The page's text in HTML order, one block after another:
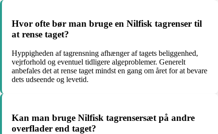
Hvor ofte bør man bruge en Nilfisk tagrenser til
at rense taget?
Hyppigheden af tagrensning afhænger af tagets beliggenhed,
vejrforhold og eventuel tidligere algeproblemer. Generelt
anbefales det at rense taget mindst en gang om året for at bevare
dets udseende og levetid.
Kan man bruge Nilfisk tagrensersæt på andre
overflader end taget?